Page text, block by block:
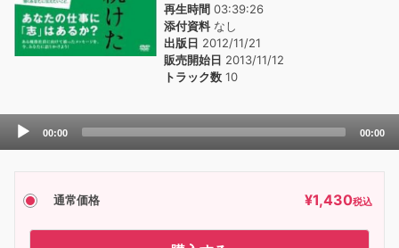
再生時間 03:39:26
添付資料なし
出版日 2012/11/21
販売開始日 2013/11/12
トラック数 10
Audio
00:00 00:00
通常価格 ¥1,430税込